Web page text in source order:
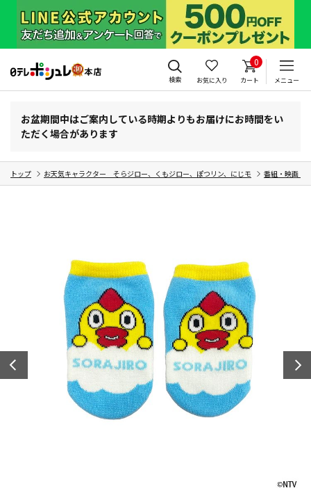
検索 お気に入り
0
カート メニュー
お盆期間中はご案内している時期よりもお届けにお時間をい
ただく場合があります
トップ お天気キャラクター そらジロー、くもジロー、ぽつリン、にじモ 番組・映画・